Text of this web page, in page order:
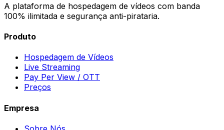
A plataforma de hospedagem de vídeos com banda
100% ilimitada e segurança anti-pirataria.
Produto
Hospedagem de Vídeos
Live Streaming
Pay Per View / OTT
Preços
Empresa